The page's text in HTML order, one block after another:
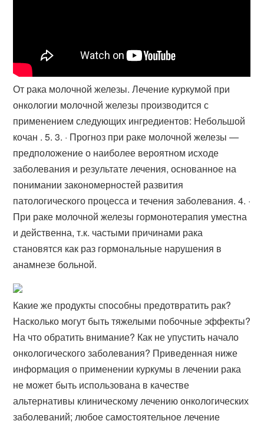
От рака молочной железы. Лечение куркумой при
онкологии молочной железы производится с
применением следующих ингредиентов: Небольшой
кочан . 5. 3. · Прогноз при раке молочной железы —
предположение о наиболее вероятном исходе
заболевания и результате лечения, основанное на
понимании закономерностей развития
патологического процесса и течения заболевания. 4. ·
При раке молочной железы гормонотерапия уместна
и действенна, т.к. частыми причинами рака
становятся как раз гормональные нарушения в
анамнезе больной.
Какие же продукты способны предотвратить рак?
Насколько могут быть тяжелыми побочные эффекты?
На что обратить внимание? Как не упустить начало
онкологического заболевания? Приведенная ниже
информация о применении куркумы в лечении рака
не может быть использована в качестве
альтернативы клиническому лечению онкологических
заболеваний; любое самостоятельное лечение